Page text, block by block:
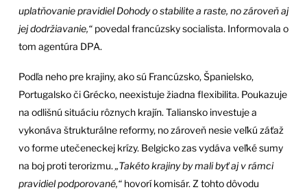
uplatňovanie pravidiel Dohody o stabilite a raste, no zároveň aj
jej dodržiavanie,“povedal francúzsky socialista. Informovala o
tom agentúra DPA.
Podľa neho pre krajiny, ako sú Francúzsko, Španielsko,
Portugalsko či Grécko, neexistuje žiadna flexibilita. Poukazuje
na odlišnú situáciu rôznych krajín. Taliansko investuje a
vykonáva štrukturálne reformy, no zároveň nesie veľkú záťaž
vo forme utečeneckej krízy. Belgicko zas vydáva veľké sumy
na boj proti terorizmu. „Takéto krajiny by mali byť aj v rámci
pravidiel podporované,“hovorí komisár. Z tohto dôvodu